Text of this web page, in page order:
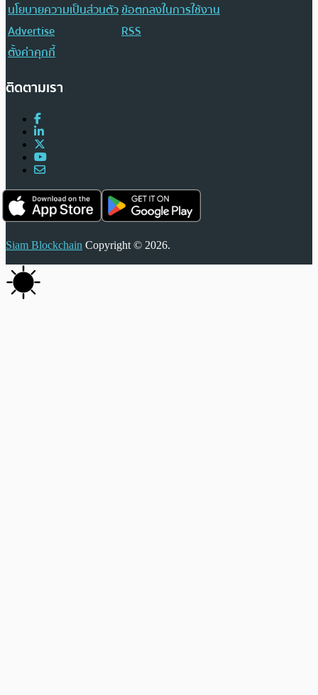
นโยบายความเป็นส่วนตัวข้อตกลงในการใช้งาน
Advertise
RSS
ตั้งค่าคุกกี้
ติดตามเรา
Siam Blockchain Copyright © 2026.